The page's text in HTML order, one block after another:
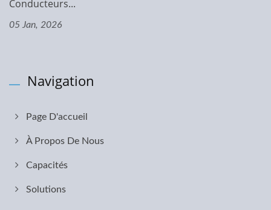
Conducteurs...
05 Jan, 2026
Navigation
Page D'accueil
À Propos De Nous
Capacités
Solutions